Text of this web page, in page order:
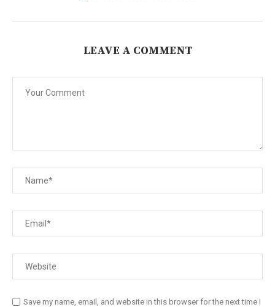
LEAVE A COMMENT
Save my name, email, and website in this browser for the next time I